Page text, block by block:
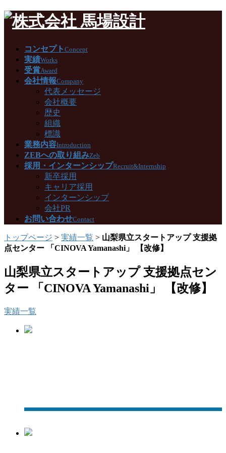
コンセプト Concept
実績Works
受賞Award
会社情報Company
代表メッセージ
会社概要
歴史
組織
標識
業務内容Introduction
ZEBへの取り組みZeb
採用・インターンシップRecruit&Internship
新卒採用
キャリア採用
インターンシップ
会社PR
お問い合わせContact
トップページ > 実績一覧 > 山梨県立スタートアップ 支援拠
点センター 「CINOVA Yamanashi」 【改修】
山梨県立スタートアップ 支援拠点セン
ター 「CINOVA Yamanashi」 【改修】
実績一覧